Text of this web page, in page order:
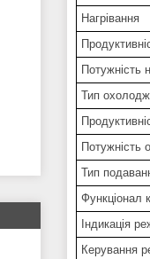
Нагрівання
Потужність
Тип
Потужність
Тип
Функціонал
Індикація
Керування